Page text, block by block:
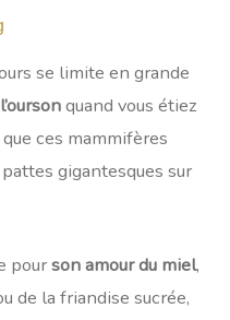
se limite en grande
quand vous étiez
ces mammifères
gigantesques sur
pourson amour du miel,
de la friandise sucrée,